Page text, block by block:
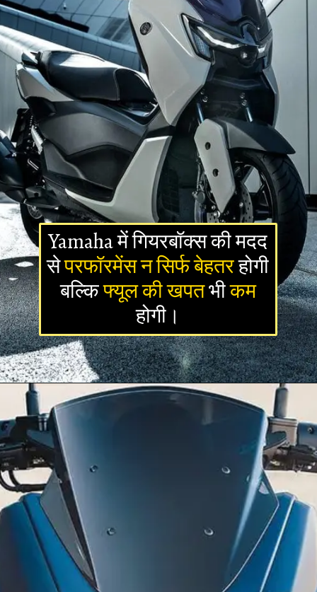
Yamaha में गियरबॉक्स की मदद
सेपरफॉरमेंस नसिर्फ बेहतरहोगी
बल्किफ्यूल की खपतभीकम
होगी।
Opening